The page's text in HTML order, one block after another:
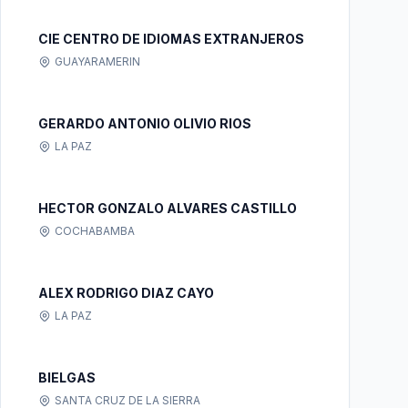
CIE CENTRO DE IDIOMAS EXTRANJEROS
GUAYARAMERIN
GERARDO ANTONIO OLIVIO RIOS
LA PAZ
HECTOR GONZALO ALVARES CASTILLO
COCHABAMBA
ALEX RODRIGO DIAZ CAYO
LA PAZ
BIELGAS
SANTA CRUZ DE LA SIERRA